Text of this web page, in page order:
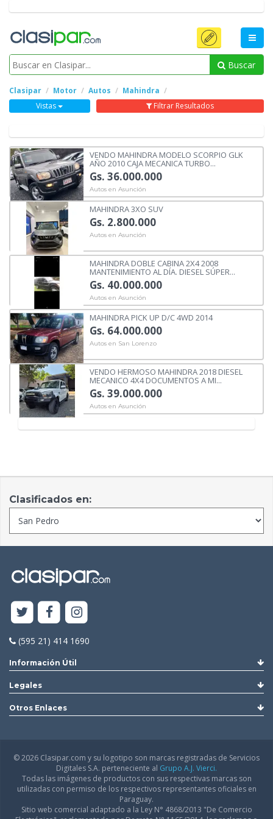
Buscar
Clasipar Motor Autos
Mahindra
Vistas
Filtrar Resultados
VENDO MAHINDRA MODELO SCORPIO GLK
AÑO 2010 CAJA MECANICA TURBO...
Gs. 36.000.000
Autos en Asunción
MAHINDRA 3XO SUV
Gs. 2.800.000
Autos en Asunción
MAHINDRA DOBLE CABINA 2X4 2008
MANTENIMIENTO AL DÍA. DIESEL SÚPER...
Gs. 40.000.000
Autos en Asunción
MAHINDRA PICK UP D/C 4WD 2014
Gs. 64.000.000
Autos en San Lorenzo
VENDO HERMOSO MAHINDRA 2018 DIESEL
MECANICO 4X4 DOCUMENTOS A MI...
Gs. 39.000.000
Autos en Asunción
Clasificados en:
(595 21) 414 1690
Información Útil
Legales
Otros Enlaces
© 2026 Clasipar.com y su logotipo son marcas registradas de Servicios
Digitales S.A. perteneciente al Grupo A.J. Vierci.
Todas las imágenes de productos con sus respectivas marcas son
utilizadas con permiso de los respectivos representantes oficiales en
Paraguay.
Sitio web comercial adaptado a la Ley N° 4868/2013 "De Comercio